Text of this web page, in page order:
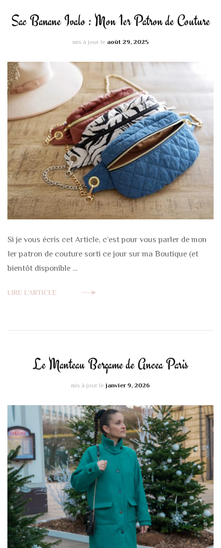
Sac Banane Ivalo : Mon 1er Patron de Couture
mis à jour le août 29, 2025
Si je vous écris cet Article, c’est pour vous parler de mon
1er patron de couture sorti ce jour sur ma Boutique (et
bientôt disponible …
LIRE L'ARTICLE
Le Manteau Bergame de Ancea Paris
mis à jour le janvier 9, 2026